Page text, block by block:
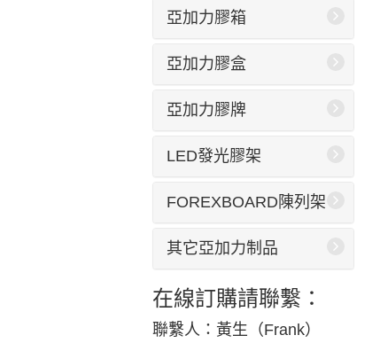
亞加力膠箱
亞加力膠盒
亞加力膠牌
LED發光膠架
FOREXBOARD陳列架
其它亞加力制品
在線訂購請聯繫：
聯繫人：黃生（Frank）